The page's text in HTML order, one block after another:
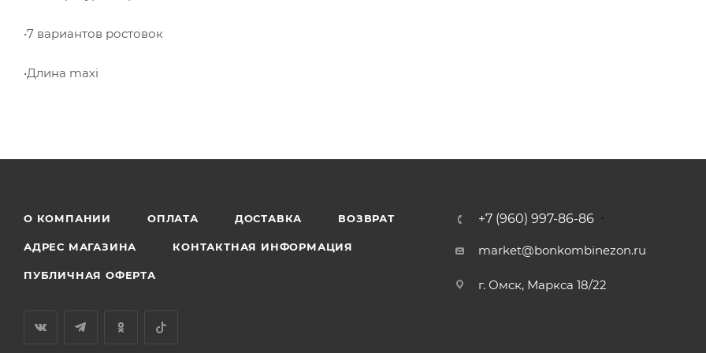
•7 вариантов ростовок
•Длина maxi
О КОМПАНИИ ОПЛАТА ДОСТАВКА ВОЗВРАТ
АДРЕС МАГАЗИНА КОНТАКТНАЯ ИНФОРМАЦИЯ
ПУБЛИЧНАЯ ОФЕРТА
+7 (960) 997-86-86
market@bonkombinezon.ru
г. Омск, Маркса 18/22